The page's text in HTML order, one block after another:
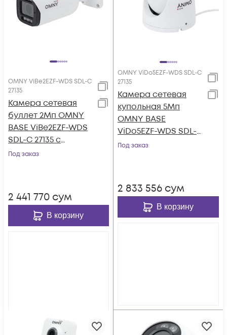
OMNY ViBe2EZF-WDS SDL-C
27135
Камера сетевая
буллет 2Мп OMNY
BASE ViBe2EZF-WDS
SDL-C 27135 с
двойной
Под заказ
2 441 770 сум
В корзину
OMNY ViDo5EZF-WDS SDL-C
27135
Камера сетевая
купольная 5Мп
OMNY BASE
ViDo5EZF-WDS SDL-
C 27135 с двойной
Под заказ
2 833 556 сум
В корзину